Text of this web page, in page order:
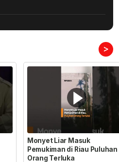
>
Monyet Liar Masuk
Pemukiman di Riau Puluhan
Orang Terluka